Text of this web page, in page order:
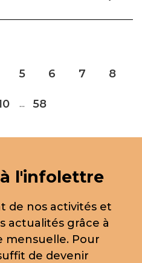
5 6 7 8
... 58
l'infolettre
de nos activités et
actualités grâce à
Pour
de devenir